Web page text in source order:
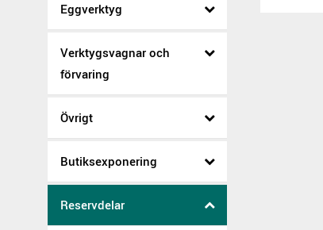
Eggverktyg
Verktygsvagnar och
förvaring
Övrigt
Butiksexponering
Reservdelar